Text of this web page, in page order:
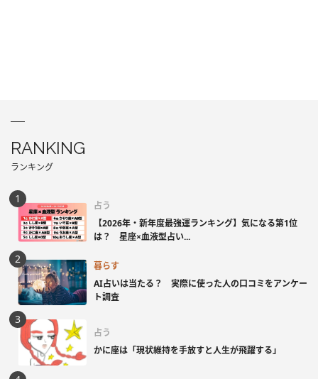
RANKING
ランキング
占う
【2026年・新年度最強運ランキング】気になる第1位
は？ 星座×血液型占い...
暮らす
AI占いは当たる？ 実際に使った人の口コミをアンケー
ト調査
占う
かに座は「現状維持を手放すと人生が飛躍する」